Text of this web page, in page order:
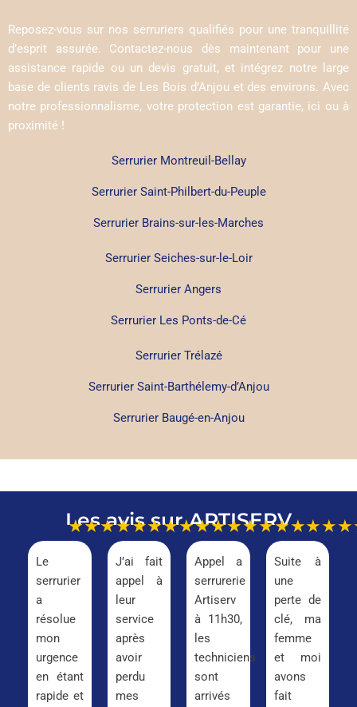
Reposez-vous sur nos serruriers qualifiés pour une tranquillité
d’esprit assurée. Contactez-nous dès maintenant pour une
assistance rapide ou un devis gratuit, et intégrez notre large
base de clients ravis de Les Bois d’Anjou et des environs. Avec
notre professionnalisme, votre protection est garantie, ici ou à
proximité !
Serrurier Montreuil-Bellay
Serrurier Saint-Philbert-du-Peuple
Serrurier Brains-sur-les-Marches
Serrurier Seiches-sur-le-Loir
Serrurier Angers
Serrurier Les Ponts-de-Cé
Serrurier Trélazé
Serrurier Saint-Barthélemy-d’Anjou
Serrurier Baugé-en-Anjou
Les avis sur ARTISERV
★★★★★
Le
serrurier
a
résolue
mon
urgence
en étant
rapide et
★★★★★
J’ai fait
appel à
leur
service
après
avoir
perdu
mes
★★★★★
Appel a
serrurerie
Artiserv
à 11h30,
les
techniciens
sont
arrivés
Suite à
une
perte de
clé, ma
femme
et moi
avons
fait